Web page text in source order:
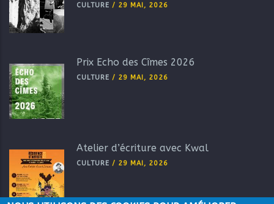
CULTURE / 29 MAI, 2026
Prix Echo des Cîmes 2026
CULTURE / 29 MAI, 2026
Atelier d’écriture avec Kwal
CULTURE / 29 MAI, 2026